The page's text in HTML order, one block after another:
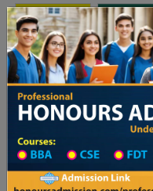
Toggle
Updates
২৬ শিক্ষাবর্ষের ১ম বর্ষের ভর্তি আবেদন
High School in